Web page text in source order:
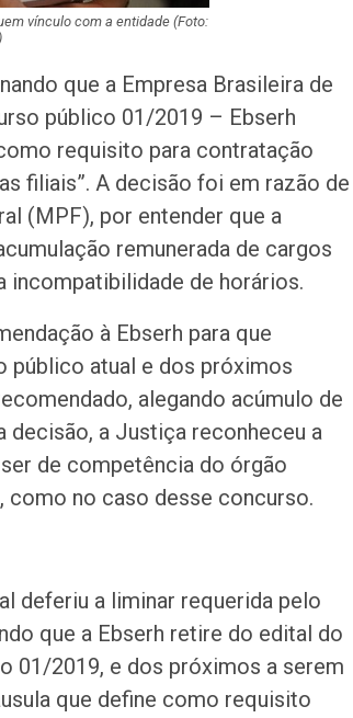
vínculo com a entidade (Foto:
que a Empresa Brasileira de
público 01/2019 – Ebserh
requisito para contratação
filiais”. A decisão foi em razão de
(MPF), por entender que a
remunerada de cargos
incompatibilidade de horários.
à Ebserh para que
público atual e dos próximos
alegando acúmulo de
a Justiça reconheceu a
de competência do órgão
no caso desse concurso.
deferiu a liminar requerida pelo
que a Ebserh retire do edital do
01/2019, e dos próximos a serem
que define como requisito